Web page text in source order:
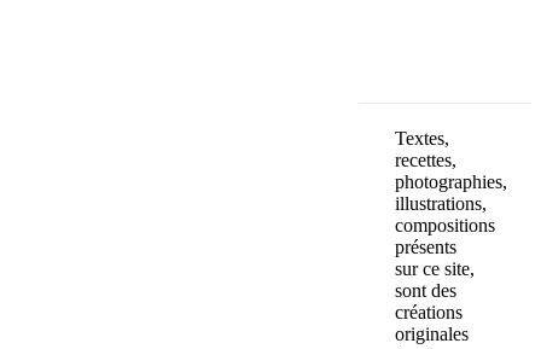
Textes,
recettes,
photographies,
illustrations,
compositions
présents
sur ce site,
sont des
créations
originales